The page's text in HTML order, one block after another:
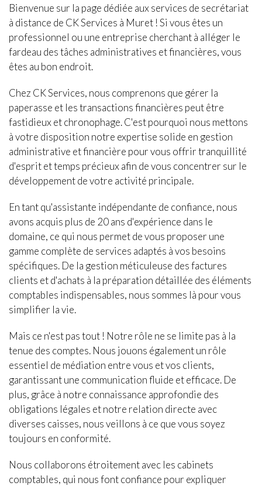
Bienvenue sur la page dédiée aux services de secrétariat
à distance de CK Services à Muret ! Si vous êtes un
professionnel ou une entreprise cherchant à alléger le
fardeau des tâches administratives et financières, vous
êtes au bon endroit.
Chez CK Services, nous comprenons que gérer la
paperasse et les transactions financières peut être
fastidieux et chronophage. C'est pourquoi nous mettons
à votre disposition notre expertise solide en gestion
administrative et financière pour vous offrir tranquillité
d'esprit et temps précieux afin de vous concentrer sur le
développement de votre activité principale.
En tant qu'assistante indépendante de confiance, nous
avons acquis plus de 20 ans d'expérience dans le
domaine, ce qui nous permet de vous proposer une
gamme complète de services adaptés à vos besoins
spécifiques. De la gestion méticuleuse des factures
clients et d'achats à la préparation détaillée des éléments
comptables indispensables, nous sommes là pour vous
simplifier la vie.
Mais ce n'est pas tout ! Notre rôle ne se limite pas à la
tenue des comptes. Nous jouons également un rôle
essentiel de médiation entre vous et vos clients,
garantissant une communication fluide et efficace. De
plus, grâce à notre connaissance approfondie des
obligations légales et notre relation directe avec
diverses caisses, nous veillons à ce que vous soyez
toujours en conformité.
Nous collaborons étroitement avec les cabinets
comptables, qui nous font confiance pour expliquer